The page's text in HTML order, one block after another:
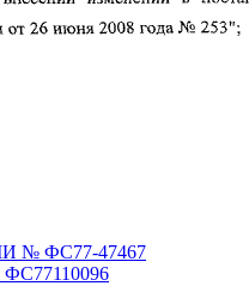
№ ФС77-47467